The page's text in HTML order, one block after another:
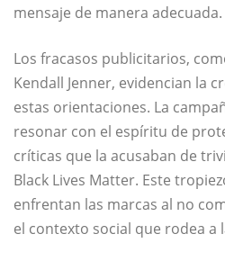
mensaje de manera adecuada.
Los fracasos publicitarios,
Kendall Jenner, evidencian la
estas orientaciones. La
resonar con el espíritu de
críticas que la acusaban de
Black Lives Matter. Este
enfrentan las marcas al no
el contexto social que rodea a